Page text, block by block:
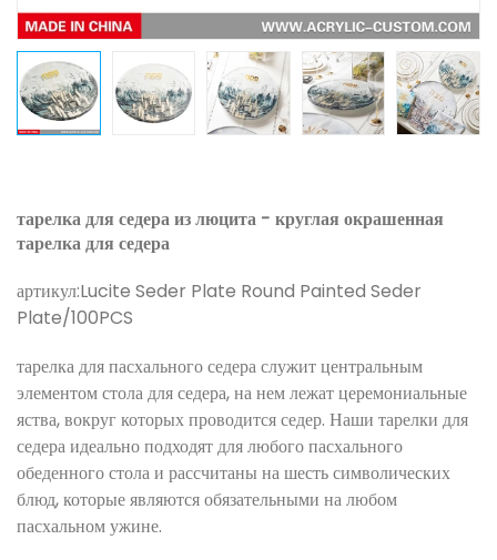
тарелка для седера из люцита - круглая окрашенная
тарелка для седера
артикул:Lucite Seder Plate Round Painted Seder
Plate/100PCS
тарелка для пасхального седера служит центральным
элементом стола для седера, на нем лежат церемониальные
яства, вокруг которых проводится седер. Наши тарелки для
седера идеально подходят для любого пасхального
обеденного стола и рассчитаны на шесть символических
блюд, которые являются обязательными на любом
пасхальном ужине.